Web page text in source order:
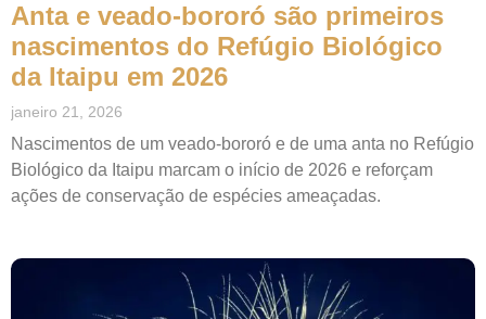
Anta e veado-bororó são primeiros
nascimentos do Refúgio Biológico
da Itaipu em 2026
janeiro 21, 2026
Nascimentos de um veado-bororó e de uma anta no Refúgio
Biológico da Itaipu marcam o início de 2026 e reforçam
ações de conservação de espécies ameaçadas.